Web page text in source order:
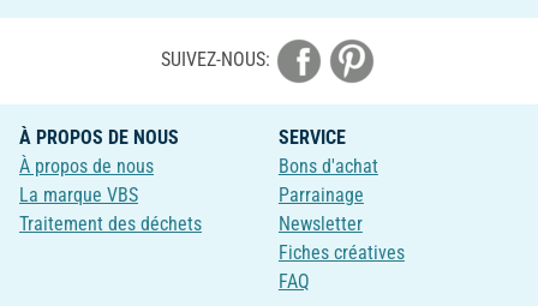
SUIVEZ-NOUS:
À PROPOS DE NOUS
À propos de nous
La marque VBS
Traitement des déchets
SERVICE
Bons d'achat
Parrainage
Newsletter
Fiches créatives
FAQ